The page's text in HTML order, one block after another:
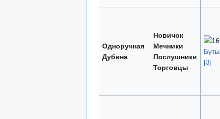
Одноручная
Дубина
Новичок
Мечники
Послушники
Торговцы
[3]